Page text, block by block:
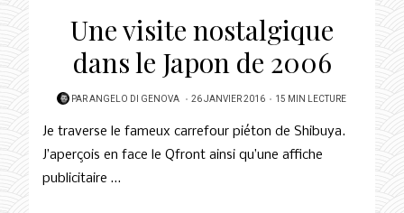
Une visite nostalgique
dans le Japon de 2006
PARANGELO DI GENOVA
POSTED
26 JANVIER 2016 15 MIN LECTURE
Je traverse le fameux carrefour piéton de Shibuya.
J’aperçois en face le Qfront ainsi qu’une affiche
publicitaire …